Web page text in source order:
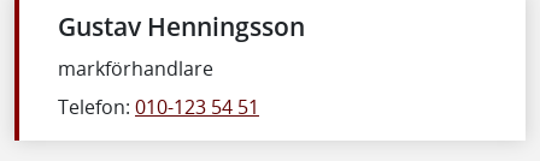
Gustav Henningsson
markförhandlare
Telefon: 010-123 54 51